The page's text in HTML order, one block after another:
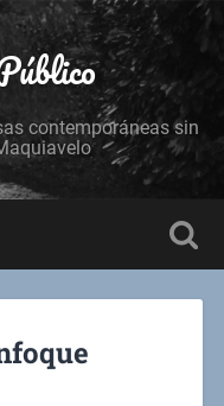
contemporáneas sin